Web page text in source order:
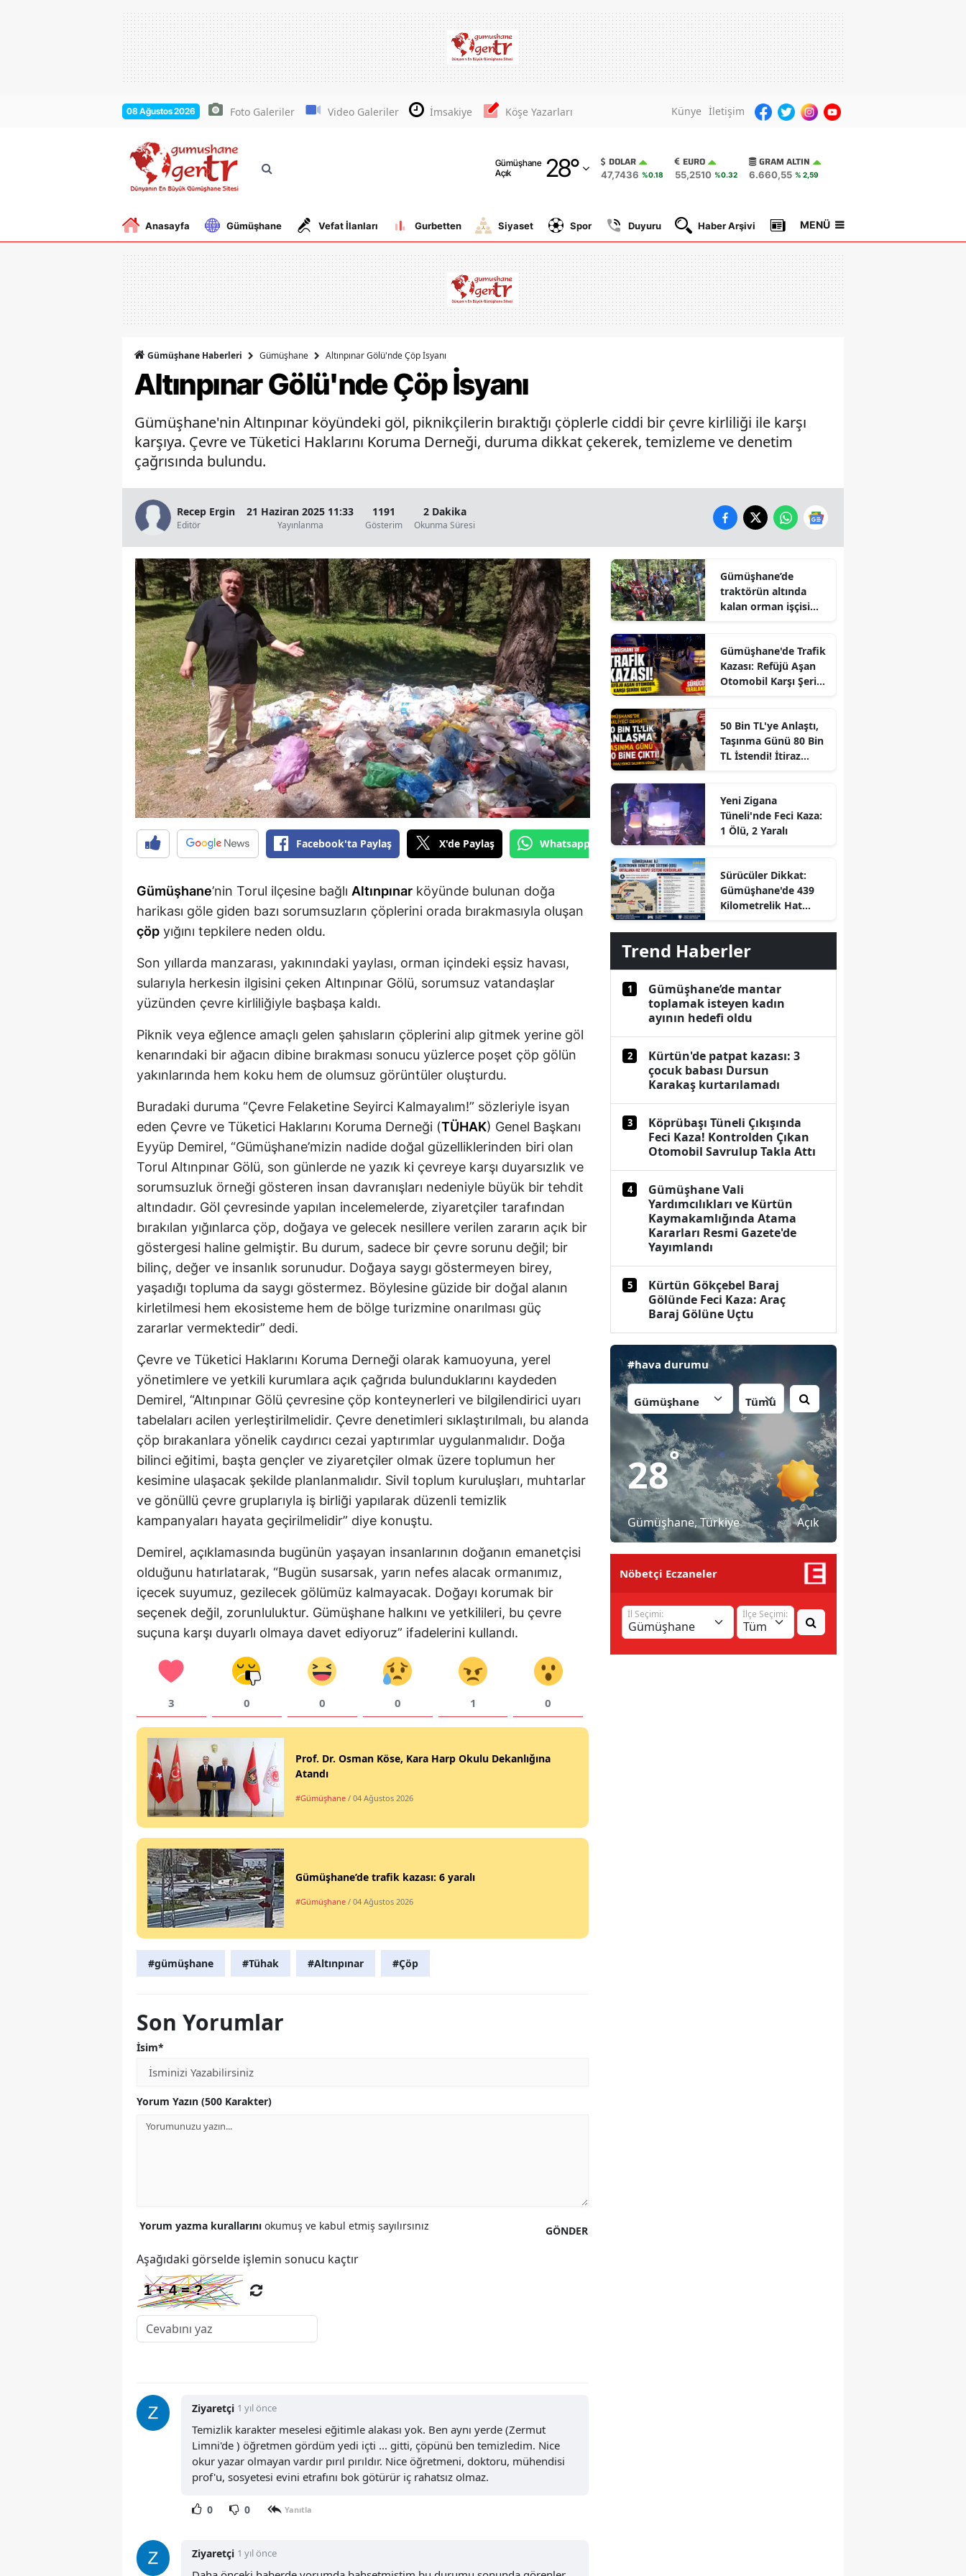
08 Ağustos 2026 Foto Galeriler Video Galeriler İmsakiye Köşe Yazarları Künye İletişim
Gümüşhane
Açık
28°
Adana
Adıyaman
Amasya
Antalya
Aydın
Balıkesir
Bitlis
Bolu
Bursa
Çankırı
Çorum
Denizli
Diyarbakır
Edirne
Elazığ
Erzincan
Erzurum
Eskişehir
Gaziantep
Giresun
Hakkari
Isparta
Mersin
İzmir
Kastamonu
Kayseri
Kırklareli
Kırşehir
Kocaeli
Konya
Kütahya
Malatya
Kahramanmaraş
Mardin
Muğla
Muş
Nevşehir
Rize
Sakarya
Samsun
Tekirdağ
Tunceli
DOLAR
47,7436 %0.18
EURO
55,2510 %0.32
GRAM ALTIN
6.660,55 % 2,59
Anasayfa Gümüşhane Vefat İlanları Gurbetten Siyaset Spor Duyuru Haber Arşivi Gazete Manşetleri
MENÜ
Gümüşhane Haberleri Gümüşhane Altınpınar Gölü'nde Çöp İsyanı
Altınpınar Gölü'nde Çöp İsyanı
Gümüşhane'nin Altınpınar köyündeki göl, piknikçilerin bıraktığı çöplerle ciddi bir çevre kirliliği ile karşı
karşıya. Çevre ve Tüketici Haklarını Koruma Derneği, duruma dikkat çekerek, temizleme ve denetim
çağrısında bulundu.
Recep Ergin
Editör
21 Haziran 2025 11:33
Yayınlanma
1191
Gösterim
2 Dakika
Okunma Süresi
Facebook'ta Paylaş X'de Paylaş Whatsapp'tan Gönder
Gümüşhane’nin Torul ilçesine bağlı Altınpınar köyünde bulunan doğa
harikası göle giden bazı sorumsuzların çöplerini orada bırakmasıyla oluşan
çöp yığını tepkilere neden oldu.
Son yıllarda manzarası, yakınındaki yaylası, orman içindeki eşsiz havası,
sularıyla herkesin ilgisini çeken Altınpınar Gölü, sorumsuz vatandaşlar
yüzünden çevre kirliliğiyle başbaşa kaldı.
Piknik veya eğlence amaçlı gelen şahısların çöplerini alıp gitmek yerine göl
kenarındaki bir ağacın dibine bırakması sonucu yüzlerce poşet çöp gölün
yakınlarında hem koku hem de olumsuz görüntüler oluşturdu.
Buradaki duruma “Çevre Felaketine Seyirci Kalmayalım!” sözleriyle isyan
eden Çevre ve Tüketici Haklarını Koruma Derneği (TÜHAK) Genel Başkanı
Eyyüp Demirel, “Gümüşhane’mizin nadide doğal güzelliklerinden biri olan
Torul Altınpınar Gölü, son günlerde ne yazık ki çevreye karşı duyarsızlık ve
sorumsuzluk örneği gösteren insan davranışları nedeniyle büyük bir tehdit
altındadır. Göl çevresinde yapılan incelemelerde, ziyaretçiler tarafından
bırakılan yığınlarca çöp, doğaya ve gelecek nesillere verilen zararın açık bir
göstergesi haline gelmiştir. Bu durum, sadece bir çevre sorunu değil; bir
bilinç, değer ve insanlık sorunudur. Doğaya saygı göstermeyen birey,
yaşadığı topluma da saygı göstermez. Böylesine güzide bir doğal alanın
kirletilmesi hem ekosisteme hem de bölge turizmine onarılması güç
zararlar vermektedir” dedi.
Çevre ve Tüketici Haklarını Koruma Derneği olarak kamuoyuna, yerel
yönetimlere ve yetkili kurumlara açık çağrıda bulunduklarını kaydeden
Demirel, “Altınpınar Gölü çevresine çöp konteynerleri ve bilgilendirici uyarı
tabelaları acilen yerleştirilmelidir. Çevre denetimleri sıklaştırılmalı, bu alanda
çöp bırakanlara yönelik caydırıcı cezai yaptırımlar uygulanmalıdır. Doğa
bilinci eğitimi, başta gençler ve ziyaretçiler olmak üzere toplumun her
kesimine ulaşacak şekilde planlanmalıdır. Sivil toplum kuruluşları, muhtarlar
ve gönüllü çevre gruplarıyla iş birliği yapılarak düzenli temizlik
kampanyaları hayata geçirilmelidir” diye konuştu.
Demirel, açıklamasında bugünün yaşayan insanlarının doğanın emanetçisi
olduğunu hatırlatarak, “Bugün susarsak, yarın nefes alacak ormanımız,
içecek suyumuz, gezilecek gölümüz kalmayacak. Doğayı korumak bir
seçenek değil, zorunluluktur. Gümüşhane halkını ve yetkilileri, bu çevre
suçuna karşı duyarlı olmaya davet ediyoruz” ifadelerini kullandı.
3 0 0 0 1 0
Prof. Dr. Osman Köse, Kara Harp Okulu Dekanlığına
Atandı
#Gümüşhane / 04 Ağustos 2026
Gümüşhane’de trafik kazası: 6 yaralı
#Gümüşhane / 04 Ağustos 2026
#gümüşhane #Tühak #Altınpınar #Çöp
Son Yorumlar
İsim*
Yorum Yazın (500 Karakter)
GÖNDER
Yorum yazma kurallarını okumuş ve kabul etmiş sayılırsınız
Aşağıdaki görselde işlemin sonucu kaçtır
Ziyaretçi 1 yıl önce
Temizlik karakter meselesi eğitimle alakası yok. Ben aynı yerde (Zermut
Limni'de ) öğretmen gördüm yedi içti ... gitti, çöpünü ben temizledim. Nice
okur yazar olmayan vardır pırıl pırıldır. Nice öğretmeni, doktoru, mühendisi
prof'u, sosyetesi evini etrafını bok götürür iç rahatsız olmaz.
0 0 Yanıtla
Ziyaretçi 1 yıl önce
Gümüşhane’de
traktörün altında
kalan orman işçisi
Gümüşhane'de Trafik
Kazası: Refüjü Aşan
Otomobil Karşı Şeride
50 Bin TL'ye Anlaştı,
Taşınma Günü 80 Bin
TL İstendi! İtiraz
Yeni Zigana
Tüneli'nde Feci Kaza:
1 Ölü, 2 Yaralı
Sürücüler Dikkat:
Gümüşhane'de 439
Kilometrelik Hat
Ceza Dönemi
Başlayacak
Trend Haberler
1
Gümüşhane’de mantar
toplamak isteyen kadın
ayının hedefi oldu
2
Kürtün'de patpat kazası: 3
çocuk babası Dursun
Karakaş kurtarılamadı
3
Köprübaşı Tüneli Çıkışında
Feci Kaza! Kontrolden Çıkan
Otomobil Savrulup Takla Attı
4
Gümüşhane Vali
Yardımcılıkları ve Kürtün
Kaymakamlığında Atama
Kararları Resmi Gazete'de
Yayımlandı
5
Kürtün Gökçebel Baraj
Gölünde Feci Kaza: Araç
Baraj Gölüne Uçtu
#hava durumu
28°
Gümüşhane, Türkiye Açık
Nöbetçi Eczaneler
İl Seçimi: İlçe Seçimi: